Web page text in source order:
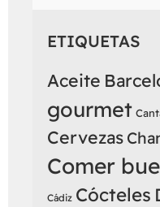
ETIQUETAS
Aceite
gourmet
Cervezas
Comer
Cádiz Cócteles